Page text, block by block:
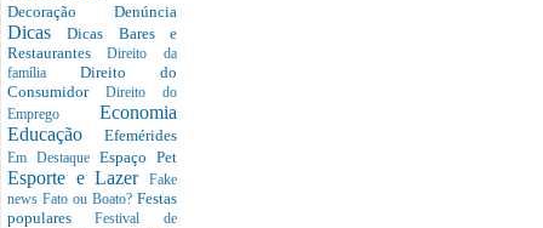
Decoração Denúncia
DicasDicas Bares e
RestaurantesDireito da
família Direito do
Consumidor Direito do
Emprego Economia
Educação Efemérides
Em Destaque Espaço Pet
Esporte e Lazer
Fake
news Fato ou Boato? Festas
popularesFestival de